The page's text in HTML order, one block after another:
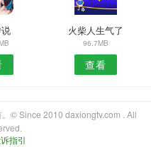
火柴人生气了
96.7MB
查看
© Since 2010 daxiongtv.com . All
指引